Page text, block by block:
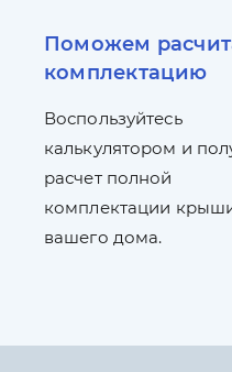
Поможем
комплектацию
Воспользуйтесь
калькулятором и
расчет полной
комплектации
вашего дома.